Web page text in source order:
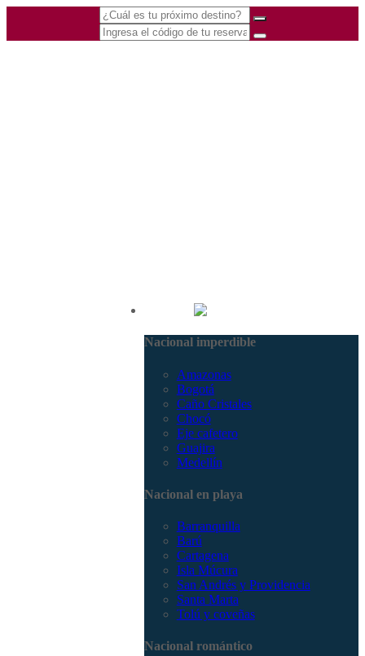
Nacional imperdible
Amazonas
Bogotá
Caño Cristales
Chocó
Eje cafetero
Guajira
Medellín
Nacional en playa
Barranquilla
Barú
Cartagena
Isla Múcura
San Andrés y Providencia
Santa Marta
Tolú y coveñas
Nacional romántico